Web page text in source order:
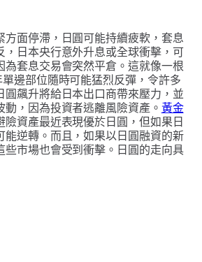
方面停滯，日圓可能持續疲軟，套息
，日本央行意外升息或全球衝擊，可
為套息交易會突然平倉。這就像一根
邊部位隨時可能猛烈反彈，令許多
圓飆升將給日本出口商帶來壓力，並
，因為投資者逃離風險資產。 黃金
險資產最近表現優於日圓，但如果日
能逆轉。而且，如果以日圓融資的新
些市場也會受到衝擊。日圓的走向具